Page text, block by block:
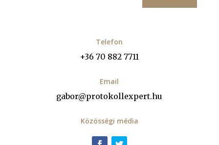
Telefon
+36 70 882 7711
Email
gabor@protokollexpert.hu
Közösségi média